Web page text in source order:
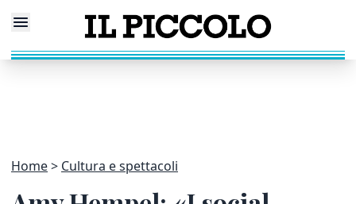
Home Cultura e spettacoli